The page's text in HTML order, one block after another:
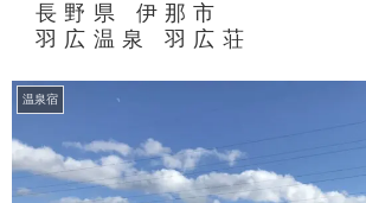
長野県 伊那市
羽広温泉 羽広荘
温泉宿